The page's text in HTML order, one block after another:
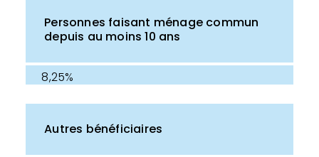
Personnes faisant ménage commun
depuis au moins 10 ans
8,25%
Autres bénéficiaires